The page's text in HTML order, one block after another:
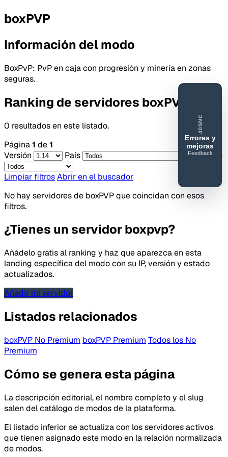
boxPVP
Información del modo
BoxPvP: PvP en caja con progresión y minería en zonas
seguras.
Ranking de servidores boxPVP
0 resultados en este listado.
Página1 de1
Versión
País
Acceso
Limpiar filtrosAbrir en el buscador
No hay servidores de boxPVP que coincidan con esos
filtros.
¿Tienes un servidor boxpvp?
Añádelo gratis al ranking y haz que aparezca en esta
landing específica del modo con su IP, versión y estado
actualizados.
Añadir mi servidor
Listados relacionados
boxPVP No Premium boxPVP Premium Todos los No
Premium
Cómo se genera esta página
La descripción editorial, el nombre completo y el slug
salen del catálogo de modos de la plataforma.
El listado inferior se actualiza con los servidores activos
que tienen asignado este modo en la relación normalizada
de modos.
40SMC
Errores y
mejoras
Feedback
40SERVIDORESMC
Reportar
mejora
Lo que gusta
Lo que falla